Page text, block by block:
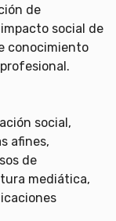
de
social de
conocimiento
social,
afines,
de
mediática,